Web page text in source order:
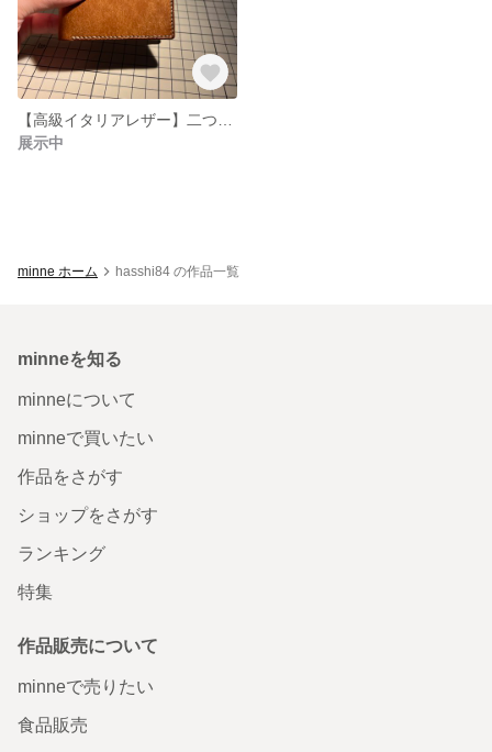
展示中
minne ホーム hasshi84 の作品一覧
minneを知る
minneについて
minneで買いたい
作品をさがす
ショップをさがす
ランキング
特集
作品販売について
minneで売りたい
食品販売